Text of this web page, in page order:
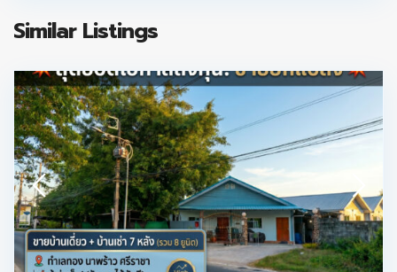
Similar Listings